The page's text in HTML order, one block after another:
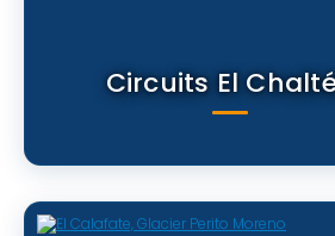
Circuits El